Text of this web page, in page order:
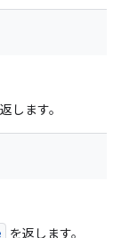
します。
を返します。